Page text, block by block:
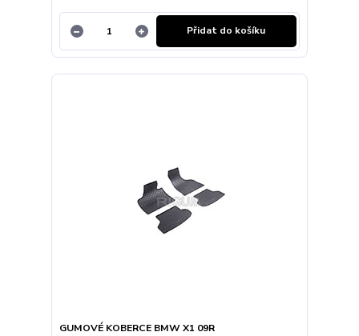
Přidat do košíku
GUMOVÉ KOBERCE BMW X1 09R